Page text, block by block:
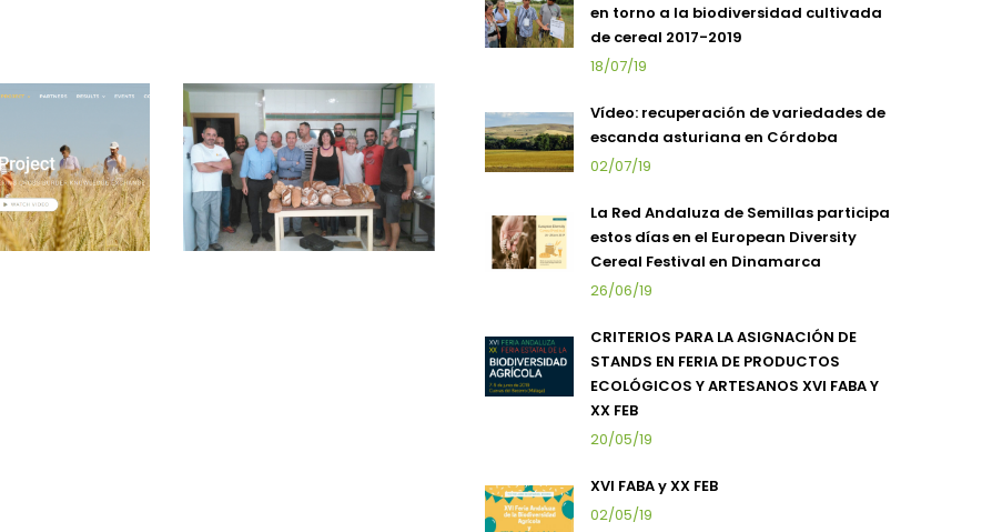
en torno a la biodiversidad cultivada
de cereal 2017-2019
18/07/19
Vídeo: recuperación de variedades de
escanda asturiana en Córdoba
02/07/19
La Red Andaluza de Semillas participa
estos días en el European Diversity
Cereal Festival en Dinamarca
26/06/19
CRITERIOS PARA LA ASIGNACIÓN DE
STANDS EN FERIA DE PRODUCTOS
ECOLÓGICOS Y ARTESANOS XVI FABA Y
XX FEB
20/05/19
XVI FABA y XX FEB
02/05/19